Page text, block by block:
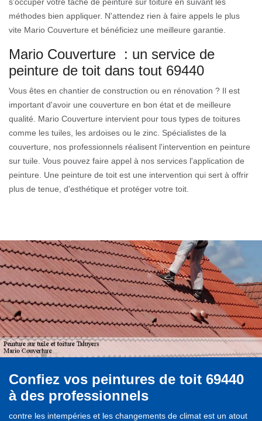
méthodes bien appliquer. N'attendez rien à faire appels le plus
vite Mario Couverture et bénéficiez une meilleure garantie.
Mario Couverture : un service de
peinture de toit dans tout 69440
Vous êtes en chantier de construction ou en rénovation ? Il est
important d'avoir une couverture en bon état et de meilleure
qualité. Mario Couverture intervient pour tous types de toitures
comme les tuiles, les ardoises ou le zinc. Spécialistes de la
couverture, nos professionnels réalisent l'intervention en peinture
sur tuile. Vous pouvez faire appel à nos services l'application de
peinture. Une peinture de toit est une intervention qui sert à offrir
plus de tenue, d'esthétique et protéger votre toit.
Confiez vos peintures de toit 69440
à des professionnels
contre les intempéries et les changements de climat est un atout